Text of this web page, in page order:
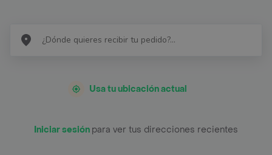
Usa tu ubicación actual
Iniciar sesión para ver tus direcciones recientes